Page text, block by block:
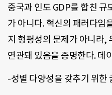
중국과 인도 GDP를 합친 규
가 아니다. 혁신의 패러다임
지 형평성의 문제가 아니라,
연관돼 있음을 증명한다. 데
-성별 다양성을 갖추기 위한